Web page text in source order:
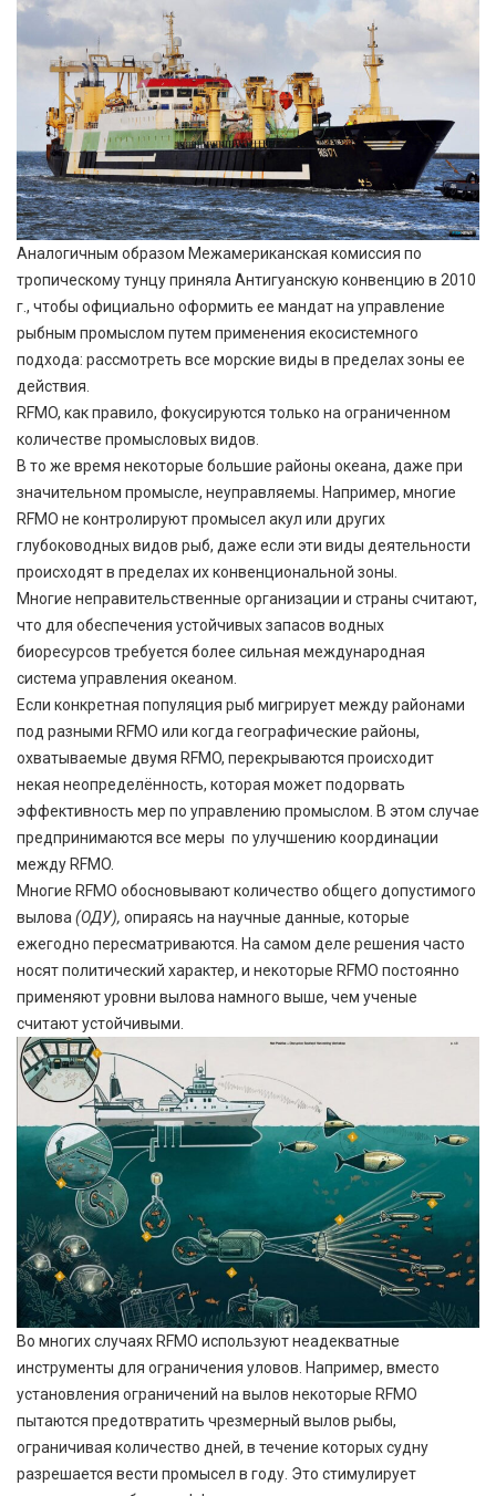
Аналогичным образом Межамериканская комиссия по
тропическому тунцу приняла Антигуанскую конвенцию в 2010
г., чтобы официально оформить ее мандат на управление
рыбным промыслом путем применения екосистемного
подхода: рассмотреть все морские виды в пределах зоны ее
действия.
RFMO, как правило, фокусируются только на ограниченном
количестве промысловых видов.
В то же время некоторые большие районы океана, даже при
значительном промысле, неуправляемы. Например, многие
RFMO не контролируют промысел акул или других
глубоководных видов рыб, даже если эти виды деятельности
происходят в пределах их конвенциональной зоны.
Многие неправительственные организации и страны считают,
что для обеспечения устойчивых запасов водных
биоресурсов требуется более сильная международная
система управления океаном.
Если конкретная популяция рыб мигрирует между районами
под разными RFMO или когда географические районы,
охватываемые двумя RFMO, перекрываются происходит
некая неопределённость, которая может подорвать
эффективность мер по управлению промыслом. В этом случае
предпринимаются все меры по улучшению координации
между RFMO.
Многие RFMO обосновывают количество общего допустимого
вылова (ОДУ), опираясь на научные данные, которые
ежегодно пересматриваются. На самом деле решения часто
носят политический характер, и некоторые RFMO постоянно
применяют уровни вылова намного выше, чем ученые
считают устойчивыми.
Во многих случаях RFMO используют неадекватные
инструменты для ограничения уловов. Например, вместо
установления ограничений на вылов некоторые RFMO
пытаются предотвратить чрезмерный вылов рыбы,
ограничивая количество дней, в течение которых судну
разрешается вести промысел в году. Это стимулирует